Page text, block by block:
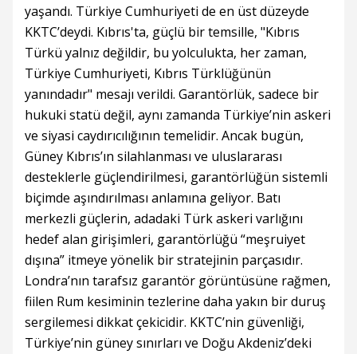
yaşandı. Türkiye Cumhuriyeti de en üst düzeyde
KKTC’deydi. Kıbrıs'ta, güçlü bir temsille, "Kıbrıs
Türkü yalnız değildir, bu yolculukta, her zaman,
Türkiye Cumhuriyeti, Kıbrıs Türklüğünün
yanındadır" mesajı verildi. Garantörlük, sadece bir
hukuki statü değil, aynı zamanda Türkiye’nin askeri
ve siyasi caydırıcılığının temelidir. Ancak bugün,
Güney Kıbrıs’ın silahlanması ve uluslararası
desteklerle güçlendirilmesi, garantörlüğün sistemli
biçimde aşındırılması anlamına geliyor. Batı
merkezli güçlerin, adadaki Türk askeri varlığını
hedef alan girişimleri, garantörlüğü “meşruiyet
dışına” itmeye yönelik bir stratejinin parçasıdır.
Londra’nın tarafsız garantör görüntüsüne rağmen,
fiilen Rum kesiminin tezlerine daha yakın bir duruş
sergilemesi dikkat çekicidir. KKTC’nin güvenliği,
Türkiye’nin güney sınırları ve Doğu Akdeniz’deki